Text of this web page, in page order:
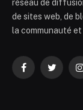
réseau de
de sites web, de
la communauté
FacebookTwitter